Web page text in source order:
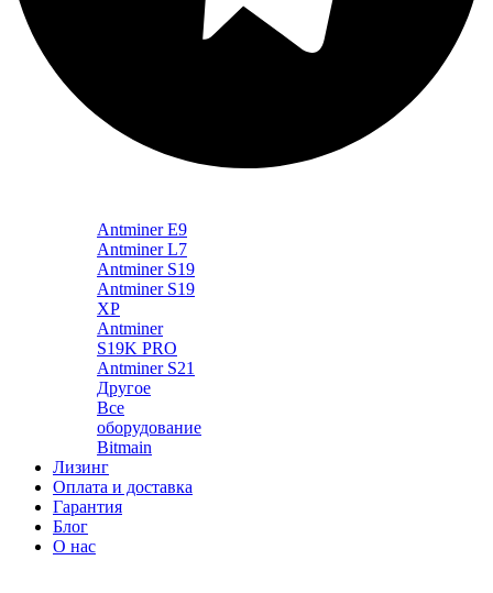
Antminer E9
Antminer L7
Antminer S19
Antminer S19
XP
Antminer
S19K PRO
Antminer S21
Другое
Все
оборудование
Bitmain
Лизинг
Оплата и доставка
Гарантия
Блог
О нас